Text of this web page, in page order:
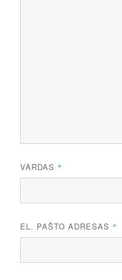
VARDAS *
EL. PAŠTO ADRESAS *